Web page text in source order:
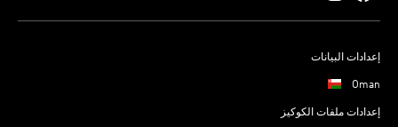
إعدادات البيانات
Oman
إعدادات ملفات الكوكيز